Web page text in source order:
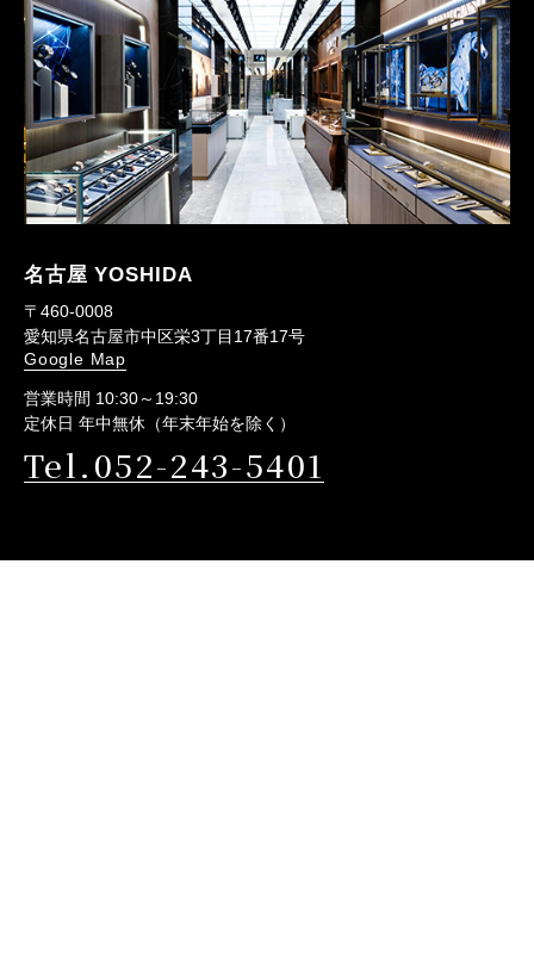
名古屋 YOSHIDA
〒460-0008
愛知県名古屋市中区栄3丁目17番17号
Google Map
営業時間 10:30～19:30
定休日 年中無休（年末年始を除く）
Tel.052-243-5401